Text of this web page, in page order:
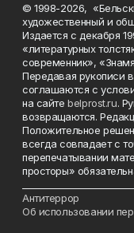
© 1998-2026,
художественный и
Издается с декабря
«литературных
современник»,
Передавая рукописи
соглашаются с
на сайтеbelprost.ru.
возвращаются.
Положительное
всегда совпадает с
перепечатывании
просторы»
Антитеррор
Об использовании